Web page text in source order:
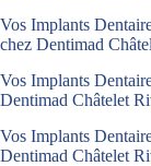
Vos Implants
chez Dentimad
Vos Implants
Dentimad Châtelet
Vos Implants
Dentimad Châtelet